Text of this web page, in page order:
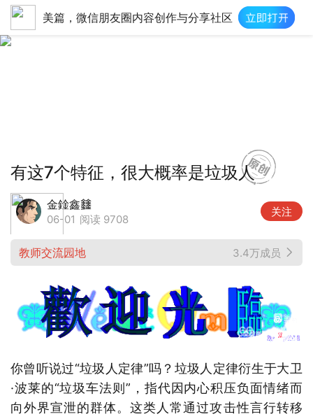
美篇，微信朋友圈内容创作与分享社区
有这7个特征，很大概率是垃圾人
金鍂鑫𨰻
06-01 阅读 9708
关注
教师交流园地 3.4万成员
你曾听说过“垃圾人定律”吗？垃圾人定律衍生于大卫
·波莱的“垃圾车法则”，指代因内心积压负面情绪而
向外界宣泄的群体。这类人常通过攻击性言行转移